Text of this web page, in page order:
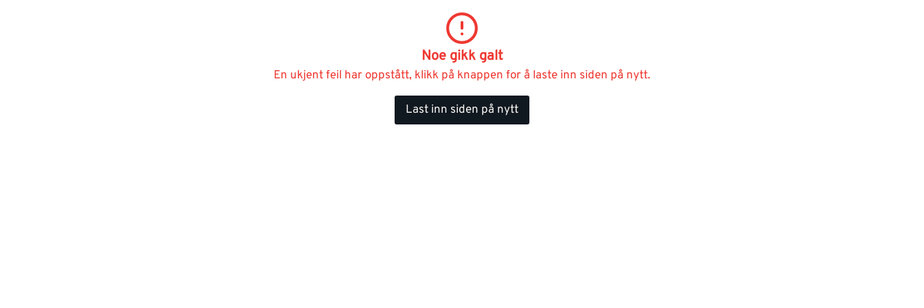
Noe gikk galt
En ukjent feil har oppstått, klikk på knappen for å laste inn siden på nytt.
Last inn siden på nytt